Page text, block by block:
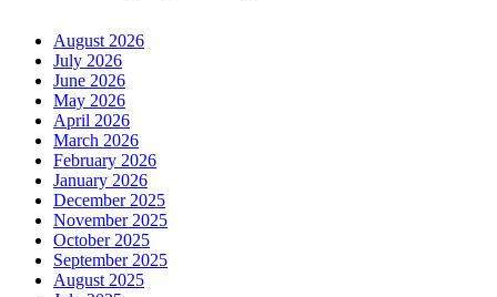
August 2026
July 2026
June 2026
May 2026
April 2026
March 2026
February 2026
January 2026
December 2025
November 2025
October 2025
September 2025
August 2025